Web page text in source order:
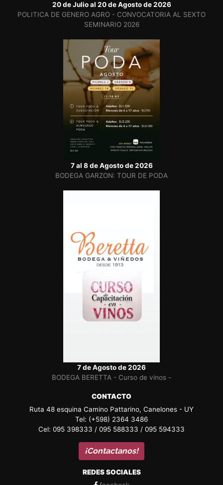
20 de Julio al 20 de Agosto de 2026
POLITICA DE GENERO AGRO - CONVOCATORIA AL SEXTO
SEMINARIO 2026
7 al 8 de Agosto de 2026
BODEGA GARZON: TOUR DE PODA
7 de Agosto de 2026
BODEGA BERETTA - Curso de vinos -
CONTACTO
Ruta 48 esquina Camino Pattarino, Canelones - UY
Tel: (+598) 2364 3486
Cel: 095 398333 / 095 588333 / 095 594333
¡Contactanos!
REDES SOCIALES